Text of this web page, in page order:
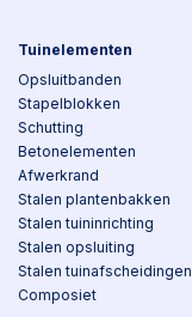
Tuinelementen
Opsluitbanden
Stapelblokken
Schutting
Betonelementen
Afwerkrand
Stalen plantenbakken
Stalen tuininrichting
Stalen opsluiting
Stalen tuinafscheidingen
Composiet